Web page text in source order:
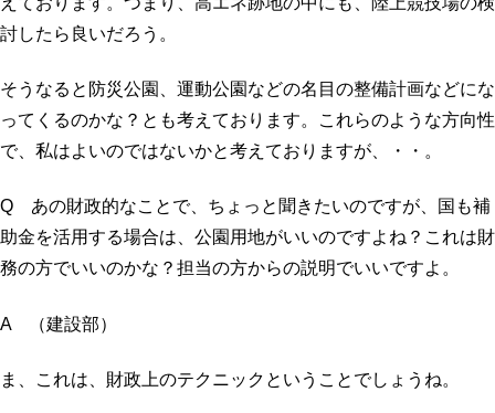
討したら良いだろう。
そうなると防災公園、運動公園などの名目の整備計画などにな
ってくるのかな？とも考えております。これらのような方向性
で、私はよいのではないかと考えておりますが、・・。
Q あの財政的なことで、ちょっと聞きたいのですが、国も補
助金を活用する場合は、公園用地がいいのですよね？これは財
務の方でいいのかな？担当の方からの説明でいいですよ。
A （建設部）
ま、これは、財政上のテクニックということでしょうね。